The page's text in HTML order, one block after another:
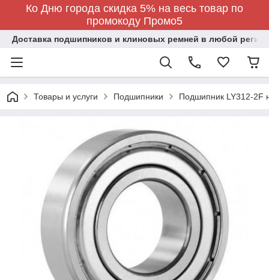
Ко Дню города скидка 5% на весь товар по
промокоду Промо5
Доставка подшипников и клиновых ремней в любой регион
Товары и услуги Подшипники Подшипник LY312-2F